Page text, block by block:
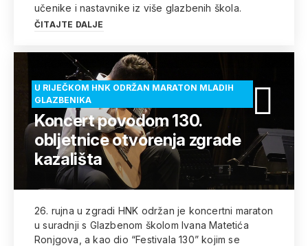
učenike i nastavnike iz više glazbenih škola.
ČITAJTE DALJE
U RIJEČKOM HNK ODRŽAN MARATON MLADIH
GLAZBENIKA
Koncert povodom 130.
obljetnice otvorenja zgrade
kazališta
26. rujna u zgradi HNK održan je koncertni maraton
u suradnji s Glazbenom školom Ivana Matetića
Ronjgova, a kao dio “Festivala 130” kojim se